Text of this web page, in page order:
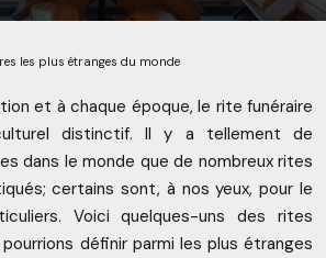
les plus étranges du monde
et à chaque époque, le rite funéraire
distinctif. Il y a tellement de
dans le monde que de nombreux rites
certains sont, à nos yeux, pour le
Voici quelques-uns des rites
définir parmi les plus étranges